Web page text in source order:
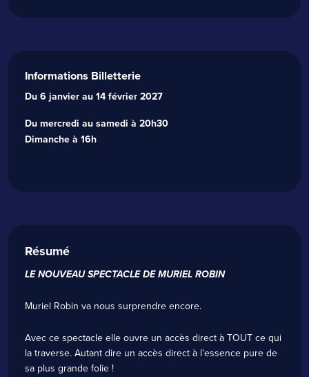
Résumé
LE NOUVEAU SPECTACLE DE MURIEL ROBIN
Muriel Robin va nous surprendre encore.
Avec ce spectacle elle ouvre un accès direct à TOUT ce qui
la traverse. Autant dire un accès direct à l’essence pure de
sa plus grande folie !
Informations Billetterie
Du 6 janvier au 14 février 2027
Du mercredi au samedi à 20h30
Dimanche à 16h